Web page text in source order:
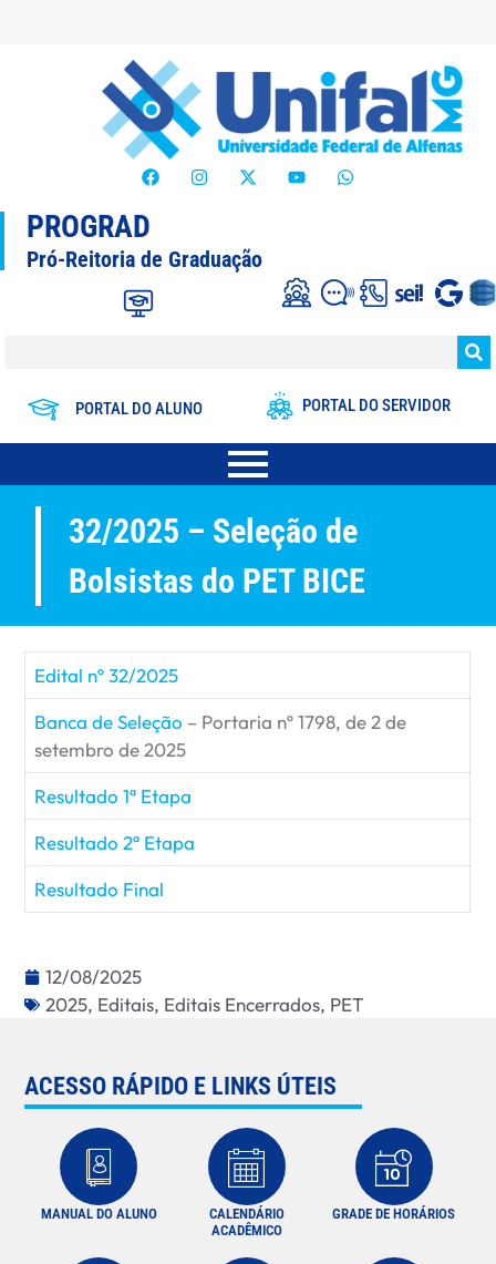
PROGRAD
Pró-Reitoria de Graduação
PORTAL DO ALUNO PORTAL DO SERVIDOR
32/2025 – Seleção de
Bolsistas do PET BICE
Edital nº 32/2025
Banca de Seleção – Portaria nº 1798, de 2 de
setembro de 2025
Resultado 1ª Etapa
Resultado 2ª Etapa
Resultado Final
12/08/2025
2025, Editais, Editais Encerrados, PET
ACESSO RÁPIDO E LINKS ÚTEIS
MANUAL DO ALUNO
CALENDÁRIO
ACADÊMICO
GRADE DE HORÁRIOS